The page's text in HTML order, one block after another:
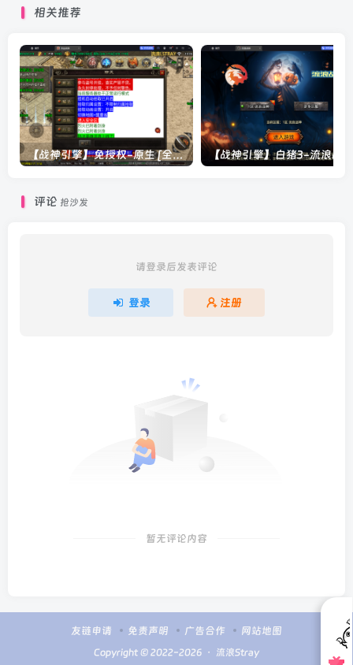
相关推荐
【战神引擎】免授权-原生 [全屏自动拾取] 插件 + 配置教程（更新修复版，具体自测）
评论 抢沙发
请登录后发表评论
登录 注册
暂无评论内容
友链申请 免责声明 广告合作 网站地图
Copyright © 2022-2026 ・ 流浪Stray